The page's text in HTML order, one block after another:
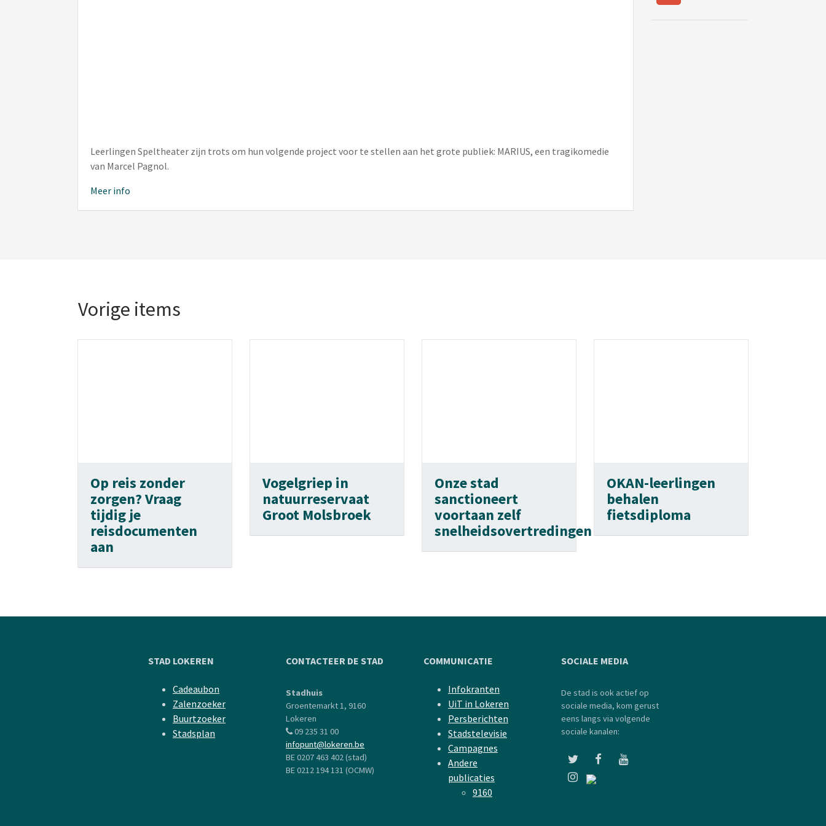
Leerlingen Speltheater zijn trots om hun volgende project voor te stellen aan het grote publiek: MARIUS, een tragikomedie
van Marcel Pagnol.
Meer info
Vorige items
Op reis zonder
zorgen? Vraag
tijdig je
reisdocumenten
aan
Vogelgriep in
natuurreservaat
Groot Molsbroek
Onze stad
sanctioneert
voortaan zelf
snelheidsovertredingen
OKAN-leerlingen
behalen
fietsdiploma
STAD LOKEREN
Cadeaubon
Zalenzoeker
Buurtzoeker
Stadsplan
CONTACTEER DE STAD
Stadhuis
Groentemarkt 1, 9160
Lokeren
09 235 31 00
infopunt@lokeren.be
BE 0207 463 402 (stad)
BE 0212 194 131 (OCMW)
COMMUNICATIE
Infokranten
UiT in Lokeren
Persberichten
Stadstelevisie
Campagnes
Andere
publicaties
9160
SOCIALE MEDIA
De stad is ook actief op
sociale media, kom gerust
eens langs via volgende
sociale kanalen: